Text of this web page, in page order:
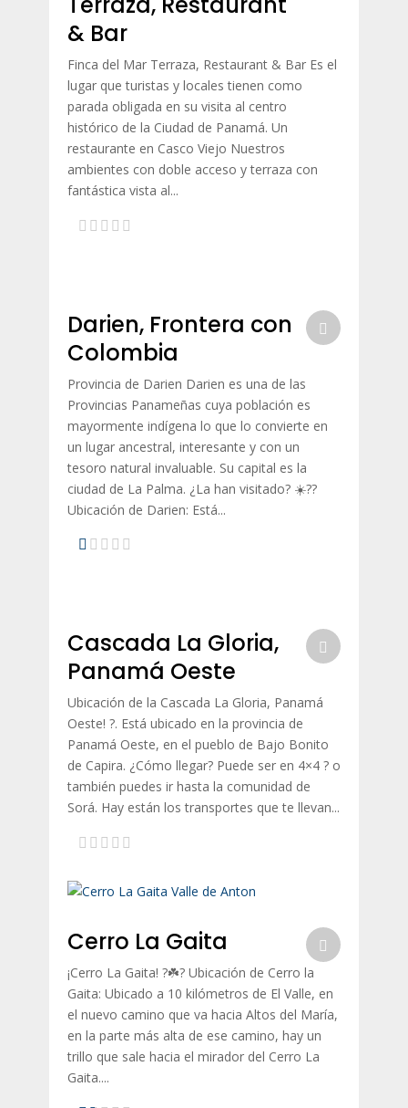
& Bar
Finca del Mar Terraza, Restaurant & Bar Es el
lugar que turistas y locales tienen como
parada obligada en su visita al centro
histórico de la Ciudad de Panamá. Un
restaurante en Casco Viejo Nuestros
ambientes con doble acceso y terraza con
fantástica vista al...
Darien, Frontera con
Colombia
Provincia de Darien Darien es una de las
Provincias Panameñas cuya población es
mayormente indígena lo que lo convierte en
un lugar ancestral, interesante y con un
tesoro natural invaluable. Su capital es la
ciudad de La Palma. ¿La han visitado? ☀️??
Ubicación de Darien: Está...
Cascada La Gloria,
Panamá Oeste
Ubicación de la Cascada La Gloria, Panamá
Oeste! ?. Está ubicado en la provincia de
Panamá Oeste, en el pueblo de Bajo Bonito
de Capira. ¿Cómo llegar? Puede ser en 4×4 ? o
también puedes ir hasta la comunidad de
Sorá. Hay están los transportes que te llevan...
Cerro La Gaita
¡Cerro La Gaita! ?☘️? Ubicación de Cerro la
Gaita: Ubicado a 10 kilómetros de El Valle, en
el nuevo camino que va hacia Altos del María,
en la parte más alta de ese camino, hay un
trillo que sale hacia el mirador del Cerro La
Gaita....